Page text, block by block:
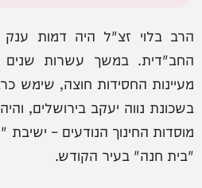
הרב בלוי זצ"ל היה דמות
החב"דית. במשך עשרות
מעיינות החסידות חוצה, שימש
בשכונת נווה יעקב בירושלים,
מוסדות החינוך הנודעים –
"בית חנה" בעיר הקודש.